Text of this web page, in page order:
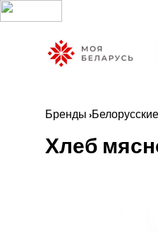
Бренды ›
Хлеб